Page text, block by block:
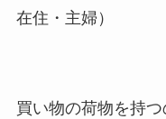
在住・主婦）
買い物の荷物を持